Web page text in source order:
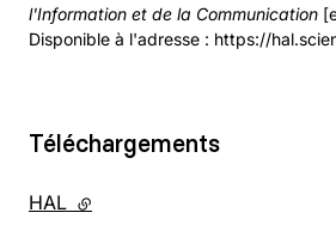
l'Information et de la Communication
Disponible à l'adresse : https://
Téléchargements
HAL - lien externe